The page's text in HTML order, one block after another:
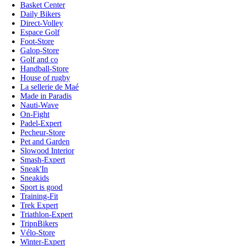
Basket Center
Daily Bikers
Direct-Volley
Espace Golf
Foot-Store
Galop-Store
Golf and co
Handball-Store
House of rugby
La sellerie de Maé
Made in Paradis
Nauti-Wave
On-Fight
Padel-Expert
Pecheur-Store
Pet and Garden
Slowood Interior
Smash-Expert
Sneak'In
Sneakids
Sport is good
Training-Fit
Trek Expert
Triathlon-Expert
TripnBikers
Vélo-Store
Winter-Expert